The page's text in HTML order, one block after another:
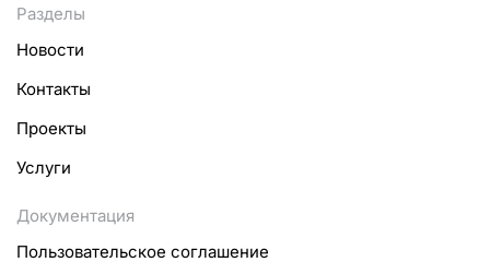
Разделы
Новости
Контакты
Проекты
Услуги
Документация
Пользовательское соглашение